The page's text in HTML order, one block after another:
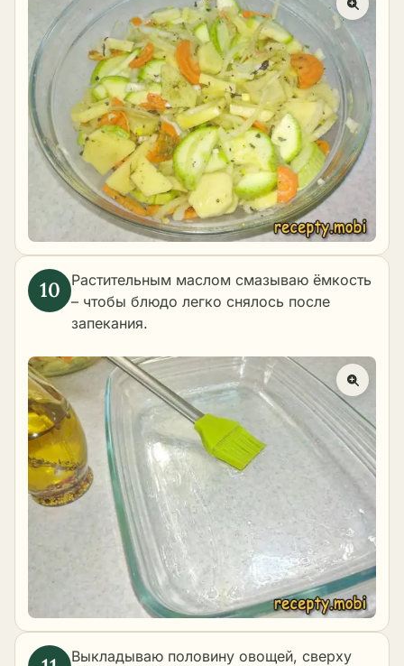
Растительным маслом смазываю ёмкость
– чтобы блюдо легко снялось после
запекания.
Выкладываю половину овощей, сверху